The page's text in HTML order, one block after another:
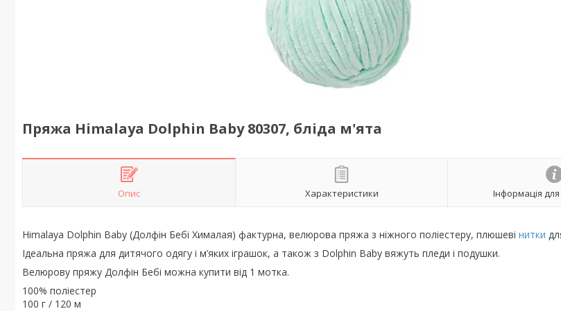
Пряжа Himalaya Dolphin Baby 80307, бліда м'ята
Опис Характеристики Інформація
Himalaya Dolphin Baby (Долфін Бебі Хималая) фактурна, велюрова пряжа з ніжного поліестеру, плюшеві нитки
Ідеальна пряжа для дитячого одягу і м’яких іграшок, а також з Dolphin Baby вяжуть пледи і подушки.
Велюрову пряжу Долфін Бебі можна купити від 1 мотка.
100% поліестер
100 г / 120 м